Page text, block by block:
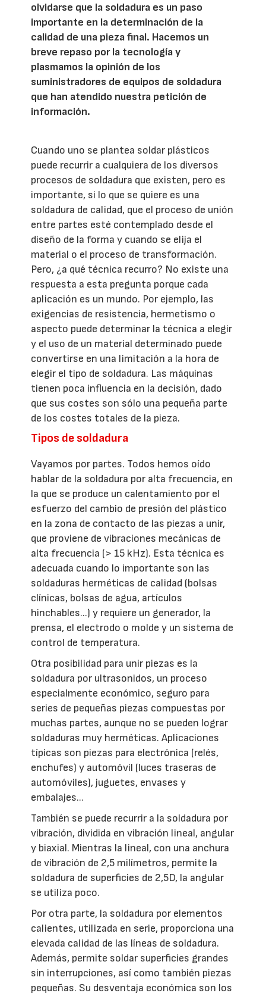
olvidarse que la soldadura es un paso
importante en la determinación de la
calidad de una pieza final. Hacemos un
breve repaso por la tecnología y
plasmamos la opinión de los
suministradores de equipos de soldadura
que han atendido nuestra petición de
información.
Cuando uno se plantea soldar plásticos
puede recurrir a cualquiera de los diversos
procesos de soldadura que existen, pero es
importante, si lo que se quiere es una
soldadura de calidad, que el proceso de unión
entre partes esté contemplado desde el
diseño de la forma y cuando se elija el
material o el proceso de transformación.
Pero, ¿a qué técnica recurro? No existe una
respuesta a esta pregunta porque cada
aplicación es un mundo. Por ejemplo, las
exigencias de resistencia, hermetismo o
aspecto puede determinar la técnica a elegir
y el uso de un material determinado puede
convertirse en una limitación a la hora de
elegir el tipo de soldadura. Las máquinas
tienen poca influencia en la decisión, dado
que sus costes son sólo una pequeña parte
de los costes totales de la pieza.
Tipos de soldadura
Vayamos por partes. Todos hemos oído
hablar de la soldadura por alta frecuencia, en
la que se produce un calentamiento por el
esfuerzo del cambio de presión del plástico
en la zona de contacto de las piezas a unir,
que proviene de vibraciones mecánicas de
alta frecuencia (> 15 kHz). Esta técnica es
adecuada cuando lo importante son las
soldaduras herméticas de calidad (bolsas
clínicas, bolsas de agua, artículos
hinchables...) y requiere un generador, la
prensa, el electrodo o molde y un sistema de
control de temperatura.
Otra posibilidad para unir piezas es la
soldadura por ultrasonidos, un proceso
especialmente económico, seguro para
series de pequeñas piezas compuestas por
muchas partes, aunque no se pueden lograr
soldaduras muy herméticas. Aplicaciones
típicas son piezas para electrónica (relés,
enchufes) y automóvil (luces traseras de
automóviles), juguetes, envases y
embalajes...
También se puede recurrir a la soldadura por
vibración, dividida en vibración lineal, angular
y biaxial. Mientras la lineal, con una anchura
de vibración de 2,5 milímetros, permite la
soldadura de superficies de 2,5D, la angular
se utiliza poco.
Por otra parte, la soldadura por elementos
calientes, utilizada en serie, proporciona una
elevada calidad de las líneas de soldadura.
Además, permite soldar superficies grandes
sin interrupciones, así como también piezas
pequeñas. Su desventaja económica son los